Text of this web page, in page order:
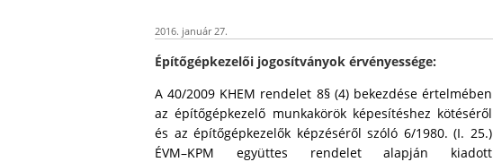
2016. január 27.
Építőgépkezelői jogosítványok érvényessége:
A 40/2009 KHEM rendelet 8§ (4) bekezdése értelmében
az építőgépkezelő munkakörök képesítéshez kötéséről
és az építőgépkezelők képzéséről szóló 6/1980. (I. 25.)
ÉVM–KPM együttes rendelet alapján kiadott